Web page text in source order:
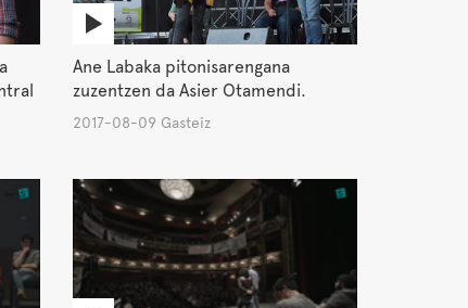
Ane Labaka pitonisarengana
zuzentzen da Asier Otamendi.
2017-08-09 Gasteiz